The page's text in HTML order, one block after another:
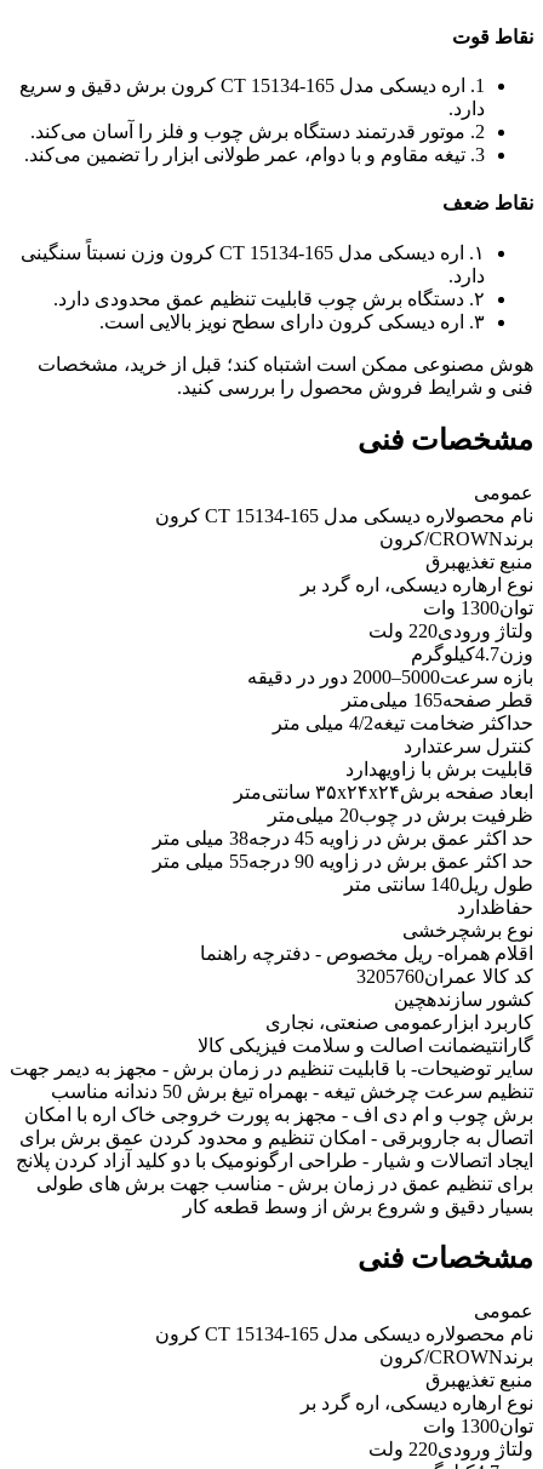
نقاط قوت
1. اره دیسکی مدل CT 15134-165 کرون برش دقیق و سریع
دارد.
2. موتور قدرتمند دستگاه برش چوب و فلز را آسان می‌کند.
3. تیغه مقاوم و با دوام، عمر طولانی ابزار را تضمین می‌کند.
نقاط ضعف
۱. اره دیسکی مدل CT 15134-165 کرون وزن نسبتاً سنگینی
دارد.
۲. دستگاه برش چوب قابلیت تنظیم عمق محدودی دارد.
۳. اره دیسکی کرون دارای سطح نویز بالایی است.
هوش مصنوعی ممکن است اشتباه کند؛ قبل از خرید، مشخصات
فنی و شرایط فروش محصول را بررسی کنید.
مشخصات فنی
عمومی
نام محصولاره دیسکی مدل CT 15134-165 کرون
برندCROWN/کرون
منبع تغذیهبرق
نوع ارهاره دیسکی، اره گرد بر
توان1300 وات
ولتاژ ورودی220 ولت
وزن4.7کیلوگرم
بازه سرعت5000–2000 دور در دقیقه
قطر صفحه165 میلی‌متر
حداکثر ضخامت تیغه4/2 میلی متر
کنترل سرعتدارد
قابلیت برش با زاویهدارد
ابعاد صفحه برش۳۵x۲۴x۲۴ سانتی‌متر
ظرفیت برش در چوب20 میلی‌متر
حد اکثر عمق برش در زاویه 45 درجه
38 میلی متر
حد اکثر عمق برش در زاویه 90 درجه
55 میلی متر
طول ریل140 سانتی متر
حفاظدارد
نوع برشچرخشی
اقلام همراه- ریل مخصوص - دفترچه راهنما
کد کالا عمران3205760
کشور سازندهچین
کاربرد ابزار عمومی صنعتی، نجاری
گارانتیضمانت اصالت و سلامت فیزیکی کالا
سایر توضیحات- با قابلیت تنظیم در زمان برش - مجهز به دیمر جهت
تنظیم سرعت چرخش تیغه - بهمراه تیغ برش 50 دندانه مناسب
برش چوب و ام دی اف - مجهز به پورت خروجی خاک اره با امکان
اتصال به جاروبرقی - امکان تنظیم و محدود کردن عمق برش برای
ایجاد اتصالات و شیار - طراحی ارگونومیک با دو کلید آزاد کردن پلانج
برای تنظیم عمق در زمان برش - مناسب جهت برش های طولی
بسیار دقیق و شروع برش از وسط قطعه کار
مشخصات فنی
عمومی
نام محصولاره دیسکی مدل CT 15134-165 کرون
برندCROWN/کرون
منبع تغذیهبرق
نوع ارهاره دیسکی، اره گرد بر
توان1300 وات
ولتاژ ورودی220 ولت